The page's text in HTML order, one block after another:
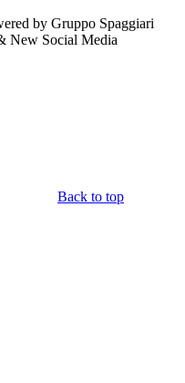
by Gruppo Spaggiari
New Social Media
Back to top